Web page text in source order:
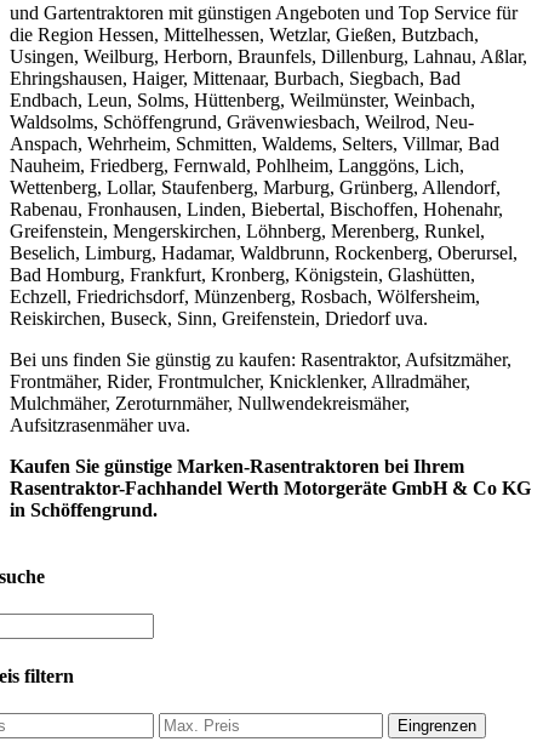
und Gartentraktoren mit günstigen Angeboten und Top Service für
die Region Hessen, Mittelhessen, Wetzlar, Gießen, Butzbach,
Usingen, Weilburg, Herborn, Braunfels, Dillenburg, Lahnau, Aßlar,
Ehringshausen, Haiger, Mittenaar, Burbach, Siegbach, Bad
Endbach, Leun, Solms, Hüttenberg, Weilmünster, Weinbach,
Waldsolms, Schöffengrund, Grävenwiesbach, Weilrod, Neu-
Anspach, Wehrheim, Schmitten, Waldems, Selters, Villmar, Bad
Nauheim, Friedberg, Fernwald, Pohlheim, Langgöns, Lich,
Wettenberg, Lollar, Staufenberg, Marburg, Grünberg, Allendorf,
Rabenau, Fronhausen, Linden, Biebertal, Bischoffen, Hohenahr,
Greifenstein, Mengerskirchen, Löhnberg, Merenberg, Runkel,
Beselich, Limburg, Hadamar, Waldbrunn, Rockenberg, Oberursel,
Bad Homburg, Frankfurt, Kronberg, Königstein, Glashütten,
Echzell, Friedrichsdorf, Münzenberg, Rosbach, Wölfersheim,
Reiskirchen, Buseck, Sinn, Greifenstein, Driedorf uva.
Bei uns finden Sie günstig zu kaufen: Rasentraktor, Aufsitzmäher,
Frontmäher, Rider, Frontmulcher, Knicklenker, Allradmäher,
Mulchmäher, Zeroturnmäher, Nullwendekreismäher,
Aufsitzrasenmäher uva.
Kaufen Sie günstige Marken-Rasentraktoren bei Ihrem
Rasentraktor-Fachhandel Werth Motorgeräte GmbH & Co KG
in Schöffengrund.
filtern
Eingrenzen